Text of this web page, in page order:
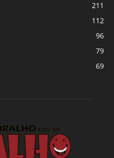
211
112
96
79
69